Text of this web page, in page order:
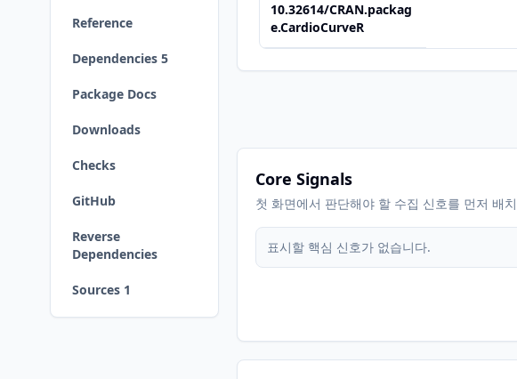
Reference
Dependencies 5
Package Docs
Downloads
Checks
GitHub
Reverse
Dependencies
Sources 1
10.32614/CRAN.packag
e.CardioCurveR
Core Signals
첫 화면에서 판단해야 할 수집 신호를 먼저 배
표시할 핵심 신호가 없습니다.